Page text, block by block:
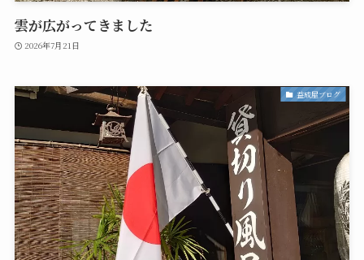
雲が広がってきました
2026年7月21日
益成屋ブログ